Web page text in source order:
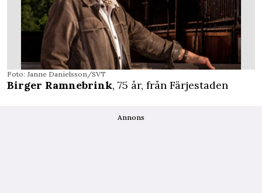
Foto: Janne Danielsson/SVT
Birger Ramnebrink, 75 år, från Färjestaden
Annons